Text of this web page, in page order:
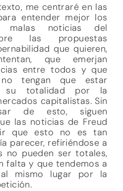
me centraré en las
entender mejor los
noticias del
las propuestas
que quieren,
que emerjan
entre todos y que
tengan que estar
su totalidad por la
capitalistas. Sin
de esto, siguen
las noticias de Freud
que esto no es tan
parecer, refiriéndose a
no pueden ser totales,
falta y que tendemos a
mismo lugar por la